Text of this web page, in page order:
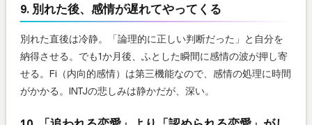
9. 別れた後、感情が遅れてやってくる
別れた直後は冷静。「論理的に正しい判断だった」と自分を
納得させる。でも1か月後、ふとした瞬間に感情の波が押し寄
せる。Fi（内向的感情）は第三機能なので、感情の処理に時間
がかかる。INTJの悲しみは静かだが、深い。